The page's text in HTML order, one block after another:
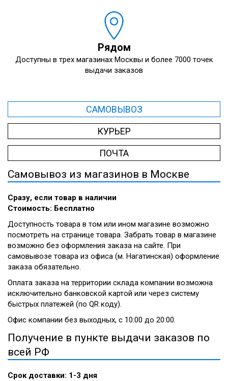
Рядом
Доступны в трех магазинах Москвы и более 7000 точек
выдачи заказов
САМОВЫВОЗ
КУРЬЕР
ПОЧТА
Самовывоз из магазинов в Москве
Сразу, если товар в наличии
Стоимость: Бесплатно
Доступность товара в том или ином магазине возможно
посмотреть на странице товара. Забрать товар в магазине
возможно без оформления заказа на сайте. При
самовывозе товара из офиса (м. Нагатинская) оформление
заказа обязательно.
Оплата заказа на территории склада компании возможна
исключительно банковской картой или через систему
быстрых платежей (по QR коду).
Офис компании без выходных, с 10:00 до 20:00.
Получение в пункте выдачи заказов по
всей РФ
Срок доставки: 1-3 дня